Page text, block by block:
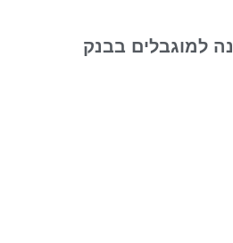
למוגבלים בבנק